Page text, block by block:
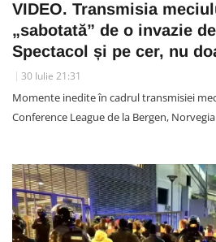
VIDEO. Transmisia
„sabotată” de o invazie
Spectacol și pe cer, nu
30 Iulie 21:31
Momente inedite în cadrul transmisiei
Conference League de la Bergen, Norvegia